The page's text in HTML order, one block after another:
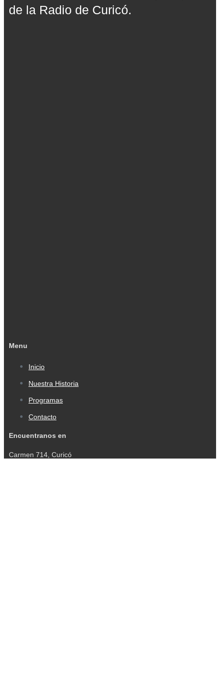
de la Radio de Curicó.
Menu
Inicio
Nuestra Historia
Programas
Contacto
Encuentranos en
Carmen 714, Curicó